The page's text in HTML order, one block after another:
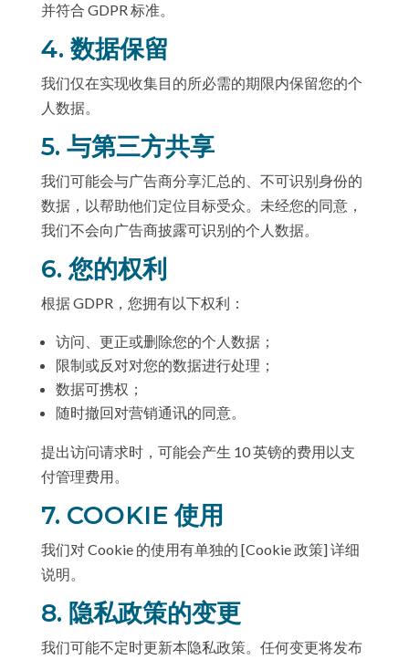
并符合 GDPR 标准。
4. 数据保留
我们仅在实现收集目的所必需的期限内保留您的个
人数据。
5. 与第三方共享
我们可能会与广告商分享汇总的、不可识别身份的
数据，以帮助他们定位目标受众。未经您的同意，
我们不会向广告商披露可识别的个人数据。
6. 您的权利
根据 GDPR，您拥有以下权利：
访问、更正或删除您的个人数据；
限制或反对对您的数据进行处理；
数据可携权；
随时撤回对营销通讯的同意。
提出访问请求时，可能会产生 10 英镑的费用以支
付管理费用。
7. COOKIE 使用
我们对 Cookie 的使用有单独的 [Cookie 政策] 详细
说明。
8. 隐私政策的变更
我们可能不定时更新本隐私政策。任何变更将发布